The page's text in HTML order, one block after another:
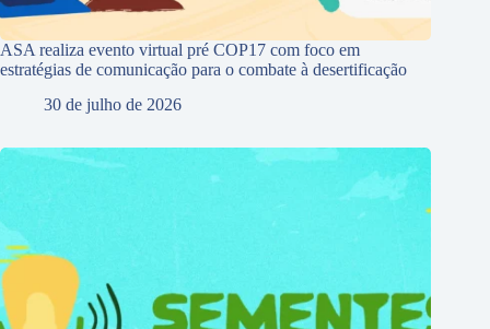
ASA realiza evento virtual pré COP17 com foco em
estratégias de comunicação para o combate à desertificação
30 de julho de 2026